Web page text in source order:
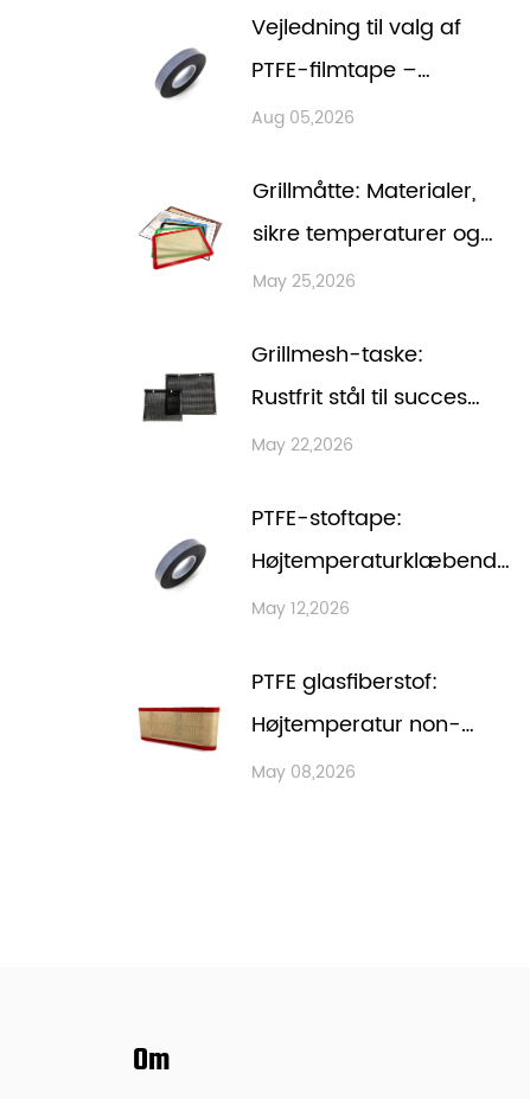
Vejledning til valg af
PTFE-filmtape –
klæbemiddel, tykkelse
temperaturklassificering
Aug 05,2026
Grillmåtte: Materialer,
sikre temperaturer og
hvordan man bruger
May 25,2026
Grillmesh-taske:
Rustfrit stål til succes
med små fødevarer
May 22,2026
PTFE-stoftape:
Højtemperaturklæbende
løsninger til forsegling
May 12,2026
PTFE glasfiberstof:
Højtemperatur non-
stick
May 08,2026
Om